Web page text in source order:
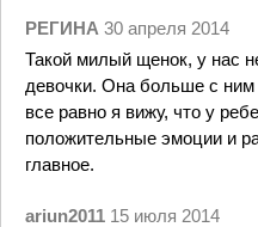
РЕГИНА 30 апреля 2014
Такой милый щенок, у нас
девочки. Она больше с ним
все равно я вижу, что у
положительные эмоции и
главное.
ariun2011 15 июля 2014